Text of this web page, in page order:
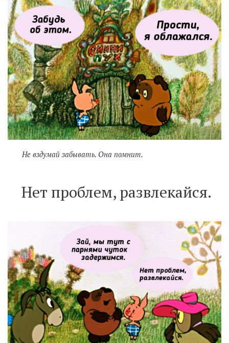
Не вздумай забывать. Она помнит.
Нет проблем, развлекайся.